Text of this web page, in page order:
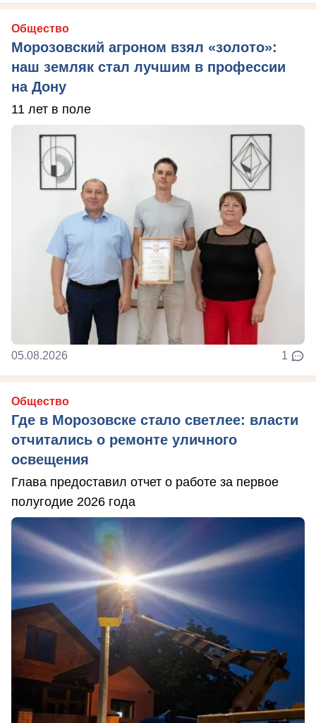
Общество
Морозовский агроном взял «золото»:
наш земляк стал лучшим в профессии
на Дону
11 лет в поле
05.08.2026 1
Общество
Где в Морозовске стало светлее: власти
отчитались о ремонте уличного
освещения
Глава предоставил отчет о работе за первое
полугодие 2026 года